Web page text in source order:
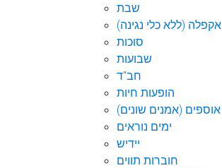
שבת
אקפלה (ללא כלי נגינה)
סוכות
שבועות
חב"ד
הופעות חיות
אוספים (אמנים שונים)
ימים נוראים
יידיש
חוברות תווים